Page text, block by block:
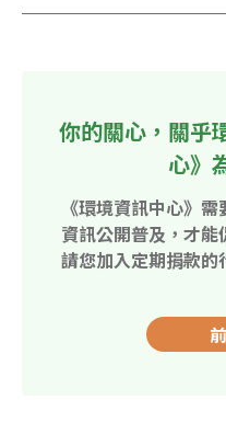
你的關心，關乎
心》
《環境資訊中心》
資訊公開普及，才
請您加入定期捐款